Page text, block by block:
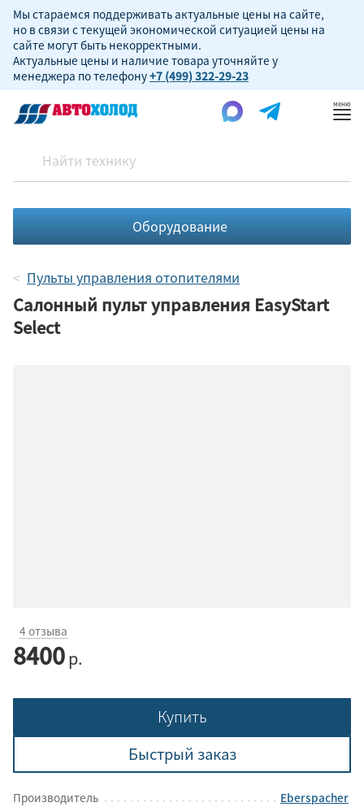
Мы стараемся поддерживать актуальные цены на сайте,
но в связи с текущей экономической ситуацией цены на
сайте могут быть некорректными.
Актуальные цены и наличие товара уточняйте у
менеджера по телефону+7 (499) 322-29-23
Оборудование
Пульты управления отопителями
Салонный пульт управления EasyStart
Select
4 отзыва
8400р.
Купить
Быстрый заказ
Производитель
Eberspacher